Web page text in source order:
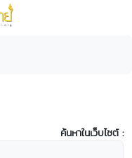
ค้นหาในเว็บไซต์ :